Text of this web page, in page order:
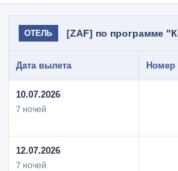
ОТЕЛЬ [ZAF] по программе
Дата вылета Номер
10.07.2026
7 ночей
12.07.2026
7 ночей